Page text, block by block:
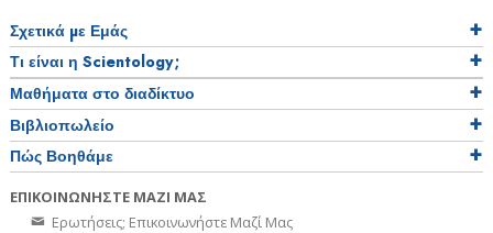
Σχετικά µε Εμάς
Τι είναι η Scientology;
Μαθήματα στο διαδίκτυο
Βιβλιοπωλείο
Πώς Βοηθάμε
ΕΠΙΚΟΙΝΩΝΗΣΤΕ ΜΑΖΙ ΜΑΣ
Ερωτήσεις; Επικοινωνήστε Μαζί Μας